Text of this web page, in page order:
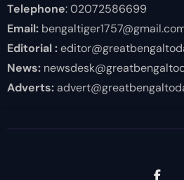
Telephone: 02072586699
Email:
Editorial :
News:
Adverts: